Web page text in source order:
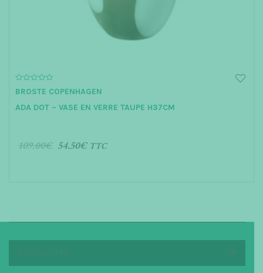
0
o
t
BROSTE COPENHAGEN
ADA DOT – VASE EN VERRE TAUPE H37CM
109.00€ 54.50€ TTC